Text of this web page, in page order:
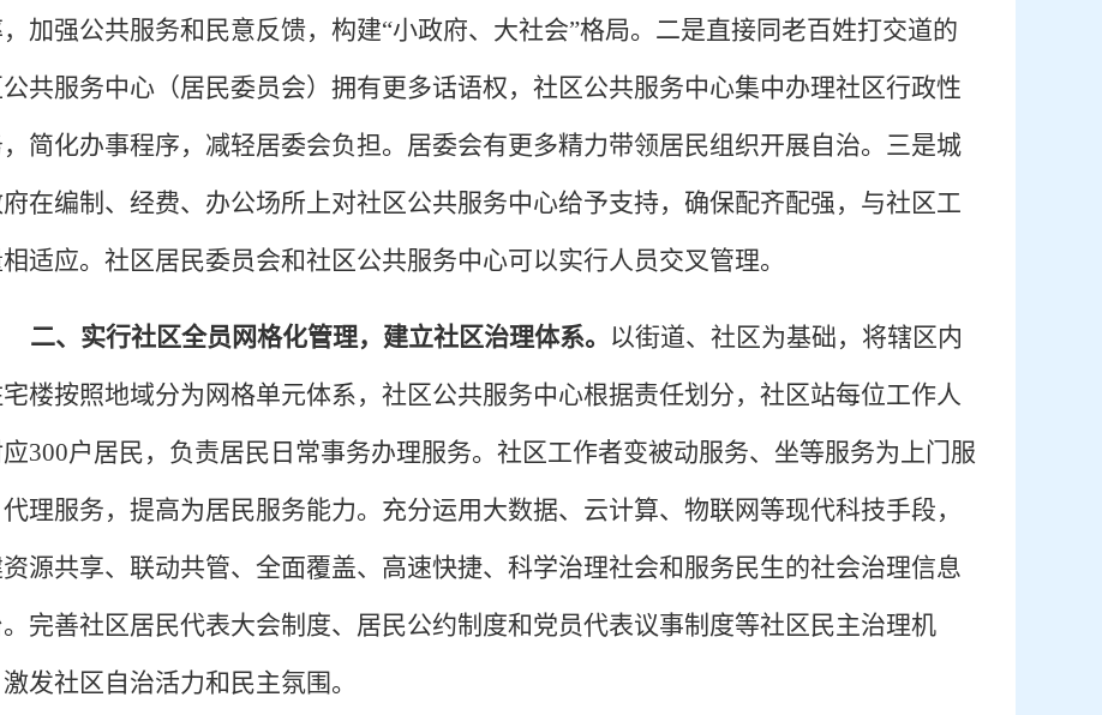
加强公共服务和民意反馈，构建“小政府、大社会”格局。二是直接同老百姓打交道的
共服务中心（居民委员会）拥有更多话语权，社区公共服务中心集中办理社区行政性
简化办事程序，减轻居委会负担。居委会有更多精力带领居民组织开展自治。三是城
府在编制、经费、办公场所上对社区公共服务中心给予支持，确保配齐配强，与社区工
适应。社区居民委员会和社区公共服务中心可以实行人员交叉管理。
二、实行社区全员网格化管理，建立社区治理体系。 以街道、社区为基础，将辖区内
楼按照地域分为网格单元体系，社区公共服务中心根据责任划分，社区站每位工作人
应300户居民，负责居民日常事务办理服务。社区工作者变被动服务、坐等服务为上门服
理服务，提高为居民服务能力。充分运用大数据、云计算、物联网等现代科技手段，
源共享、联动共管、全面覆盖、高速快捷、科学治理社会和服务民生的社会治理信息
完善社区居民代表大会制度、居民公约制度和党员代表议事制度等社区民主治理机
发社区自治活力和民主氛围。